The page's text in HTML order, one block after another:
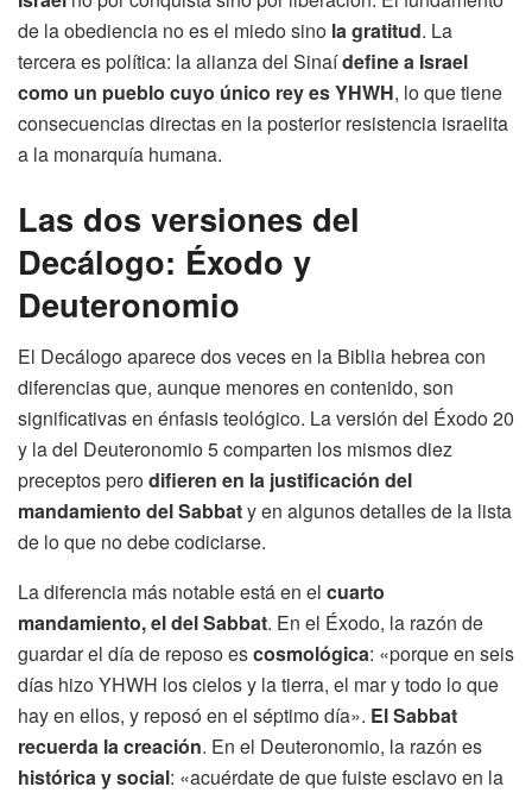
de la obediencia no es el miedo sino la gratitud. La
tercera es política: la alianza del Sinaídefine a Israel
como un pueblo cuyo único rey es YHWH, lo que tiene
consecuencias directas en la posterior resistencia israelita
a la monarquía humana.
Las dos versiones del
Decálogo: Éxodo y
Deuteronomio
El Decálogo aparece dos veces en la Biblia hebrea con
diferencias que, aunque menores en contenido, son
significativas en énfasis teológico. La versión del Éxodo 20
y la del Deuteronomio 5 comparten los mismos diez
preceptos perodifieren en la justificación del
mandamiento del Sabbaty en algunos detalles de la lista
de lo que no debe codiciarse.
La diferencia más notable está en el cuarto
mandamiento, el del Sabbat. En el Éxodo, la razón de
guardar el día de reposo escosmológica: «porque en seis
días hizo YHWH los cielos y la tierra, el mar y todo lo que
hay en ellos, y reposó en el séptimo día». El Sabbat
recuerda la creación. En el Deuteronomio, la razón es
histórica y social: «acuérdate de que fuiste esclavo en la